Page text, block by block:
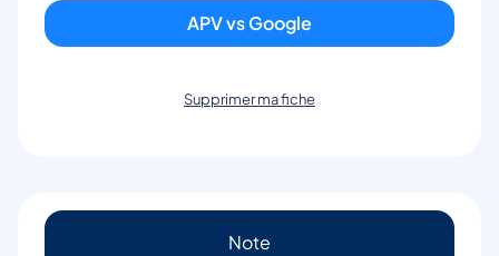
APV vs Google
Supprimer ma fiche
Note